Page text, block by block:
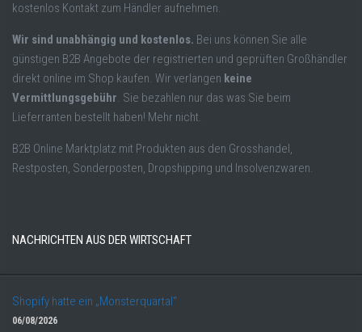
kostenlos Kontakt zum Händler aufnehmen.
Wir sind unabhängig und kostenlos. Bei uns können Sie alle
günstigen B2B Angebote der registrierten und geprüften Großhändler
direkt online im Shop kaufen. Wir verlangen keine
Vermittlungsgebühr. Sie bezahlen nur das was Sie beim
Lieferranten bestellt haben! Mehr nicht.
B2B Online Marktplatz mit Produkten aus den Grosshandel,
Restposten, Sonderposten, Dropshipping und Insolvenzwaren.
NACHRICHTEN AUS DER WIRTSCHAFT
Shopify hatte ein „Monsterquartal“
06/08/2026